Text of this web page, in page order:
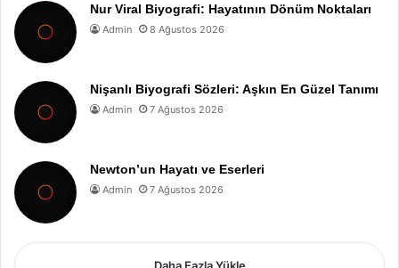
Nur Viral Biyografi: Hayatının Dönüm Noktaları
Admin 8 Ağustos 2026
Nişanlı Biyografi Sözleri: Aşkın En Güzel Tanımı
Admin 7 Ağustos 2026
Newton’un Hayatı ve Eserleri
Admin 7 Ağustos 2026
Daha Fazla Yükle